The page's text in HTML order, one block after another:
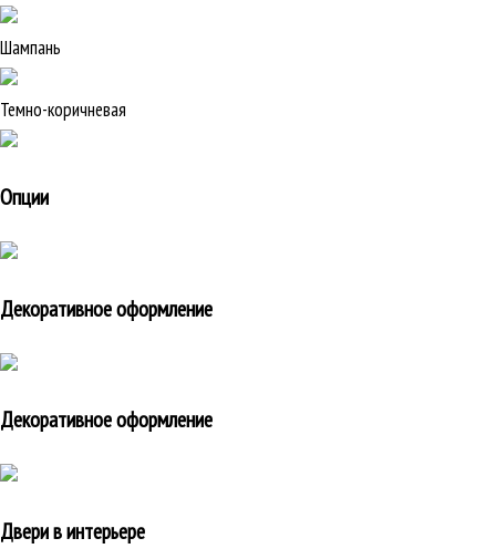
Шампань
Темно-коричневая
Опции
Декоративное оформление
Декоративное оформление
Двери в интерьере